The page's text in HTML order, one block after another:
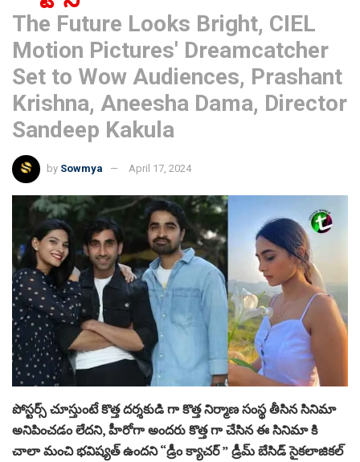
The Future Looks Bright, CIEL
Motion Pictures' Dreamcatcher
Set to Wow Audiences, Prashant
Krishna, Aneesha Dama, Director
Sandeep Kakula
by Sowmya April 17, 2024
పోస్టర్స్ చూస్తుంటే కొత్త దర్శకుడి గా కొత్త నిర్మాణ సంస్థ తీసిన సినిమా
అనిపించడం లేదని, హీరోగా అందరు కొత్త గా చేసిన ఈ సినిమా కి
చాలా మంచి భవిష్యత్ ఉందని “డ్రీం క్యాచర్ ” డ్రీమ్ బేసిడ్ సైకలాజికల్